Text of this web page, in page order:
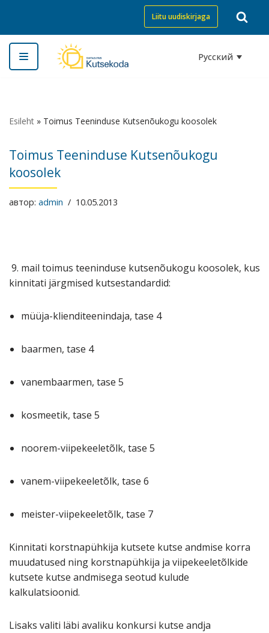
Перейти
к
содержимому
Liitu uudiskirjaga
Русский
Esileht » Toimus Teeninduse Kutsenõukogu koosolek
Toimus Teeninduse Kutsenõukogu
koosolek
автор: admin 10.05.2013
9. mail toimus teeninduse kutsenõukogu koosolek, kus
kinnitati järgmised kutsestandardid:
müüja-klienditeenindaja, tase 4
baarmen, tase 4
vanembaarmen, tase 5
kosmeetik, tase 5
noorem-viipekeeletõlk, tase 5
vanem-viipekeeletõlk, tase 6
meister-viipekeeletõlk, tase 7
Kinnitati korstnapühkija kutsete kutse andmise korra
muudatused ning korstnapühkija ja viipekeeletõlkide
kutsete kutse andmisega seotud kulude
kalkulatsioonid.
Lisaks valiti läbi avaliku konkursi kutse andja